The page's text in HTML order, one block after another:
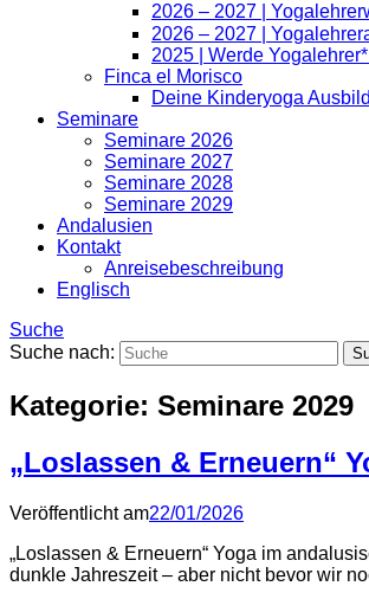
2026 – 2027 |
2026 – 2027 |
2025 | Werde
Finca el Morisco
Deine Kinderyoga
Seminare
Seminare 2026
Seminare 2027
Seminare 2028
Seminare 2029
Andalusien
Kontakt
Anreisebeschreibung
Englisch
Suche
Suche nach:
Kategorie: Seminare 2029
„Loslassen & Erneuern“
Veröffentlicht am22/01/2026
„Loslassen & Erneuern“ Yoga im
dunkle Jahreszeit – aber nicht bevor wir